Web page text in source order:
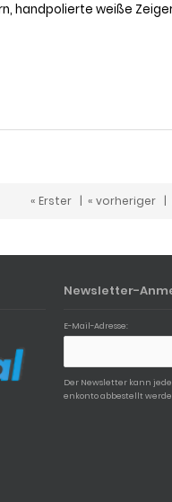
handpolierte weiße
« Erster | « vorheriger |
Newsletter-
E-Mail-Adresse:
Der Newsletter kann
enkonto abbestellt